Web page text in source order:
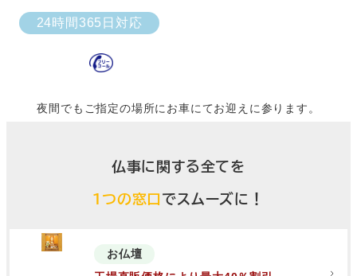
24時間365日対応
夜間でもご指定の場所にお車にてお迎えに参ります。
仏事に関する全てを
１つの窓口でスムーズに！
お仏壇